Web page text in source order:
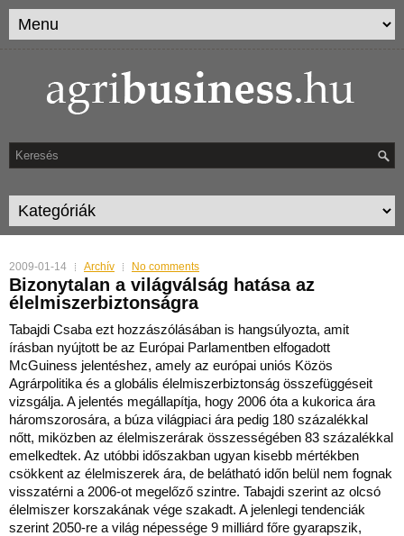
2009-01-14 Archív No comments
Bizonytalan a világválság hatása az
élelmiszerbiztonságra
Tabajdi Csaba ezt hozzászólásában is hangsúlyozta, amit
írásban nyújtott be az Európai Parlamentben elfogadott
McGuiness jelentéshez, amely az európai uniós Közös
Agrárpolitika és a globális élelmiszerbiztonság összefüggéseit
vizsgálja. A jelentés megállapítja, hogy 2006 óta a kukorica ára
háromszorosára, a búza világpiaci ára pedig 180 százalékkal
nőtt, miközben az élelmiszerárak összességében 83 százalékkal
emelkedtek. Az utóbbi időszakban ugyan kisebb mértékben
csökkent az élelmiszerek ára, de belátható időn belül nem fognak
visszatérni a 2006-ot megelőző szintre. Tabajdi szerint az olcsó
élelmiszer korszakának vége szakadt. A jelenlegi tendenciák
szerint 2050-re a világ népessége 9 milliárd főre gyarapszik,